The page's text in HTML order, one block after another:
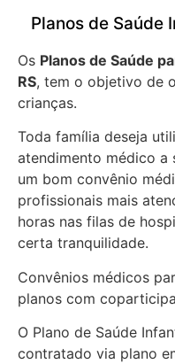
Planos de Saúde
Os Planos de Saúde
RS, tem o objetivo de
crianças.
Toda família deseja
atendimento médico a
um bom convênio
profissionais mais
horas nas filas de
certa tranquilidade.
Convênios médicos
planos com
O Plano de Saúde
contratado via plano